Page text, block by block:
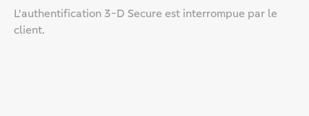
L'authentification 3-D Secure est interrompue par le
client.